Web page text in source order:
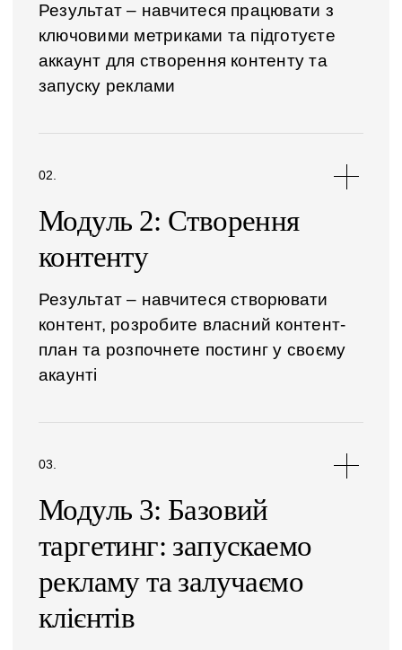
МЕТОДИ
СПІЛЬНОТА
ЕКСПЕРТИ
Результат – навчитеся працювати з
ключовими метриками та підготуєте
аккаунт для створення контенту та
запуску реклами
Модуль 2: Створення
контенту
Результат – навчитеся створювати
контент, розробите власний контент-
план та розпочнете постинг у своєму
акаунті
Модуль 3: Базовий
таргетинг: запускаемо
рекламу та залучаємо
клієнтів